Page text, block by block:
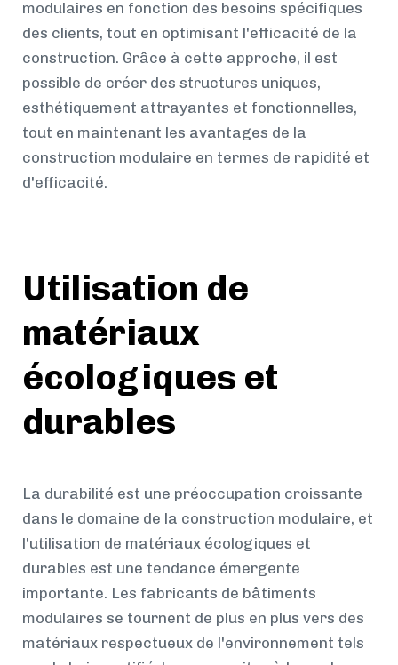
modulaires en fonction des besoins spécifiques
des clients, tout en optimisant l'efficacité de la
construction. Grâce à cette approche, il est
possible de créer des structures uniques,
esthétiquement attrayantes et fonctionnelles,
tout en maintenant les avantages de la
construction modulaire en termes de rapidité et
d'efficacité.
Utilisation de
matériaux
écologiques et
durables
La durabilité est une préoccupation croissante
dans le domaine de la construction modulaire, et
l'utilisation de matériaux écologiques et
durables est une tendance émergente
importante. Les fabricants de bâtiments
modulaires se tournent de plus en plus vers des
matériaux respectueux de l'environnement tels